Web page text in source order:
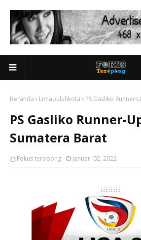
Beranda Limapuluhkota PS Gasliko
PS Gasliko Runner-
Sumatera Barat
Fokus teropong Januari 02, 2022